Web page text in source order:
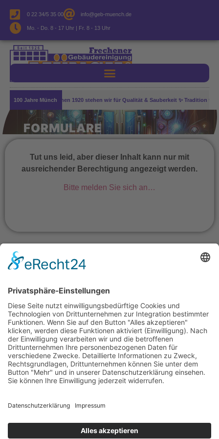
0 22 34/5 35 00 info@geb-muench.de
Mo. - Do. 8 - 17 Uhr | Fr. 8 - 13 Uhr
100 Jahre Münch
Leistung! Seit den frühen 1920 stehen wir für Qualität & Sauberkeit ✨ Tradition
FORMULARE
Tut uns leid, aber dieser Inhalt kann nur mit
ausreichender Berechtigung angezeigt werden.
Bitte melden Sie sich an…